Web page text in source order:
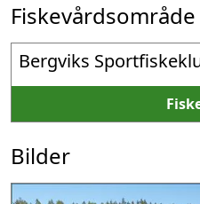
Fiskevårdsområde
Bergviks
Bilder